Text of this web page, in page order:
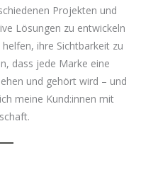
Projekten und
Lösungen zu entwickeln
ihre Sichtbarkeit zu
dass jede Marke eine
und gehört wird – und
meine Kund:innen mit